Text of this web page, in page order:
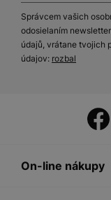
Správcem vašich
odosielaním
údajů, vrátane tvojich
údajov: rozbal
On-line nákupy